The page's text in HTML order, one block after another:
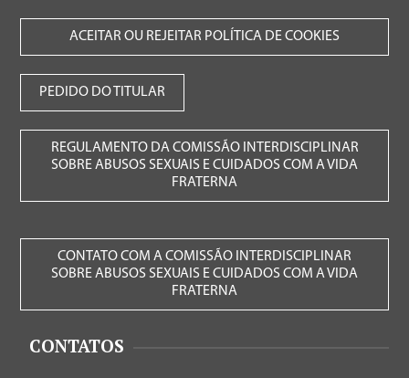
ACEITAR OU REJEITAR POLÍTICA DE COOKIES
PEDIDO DO TITULAR
REGULAMENTO DA COMISSÃO INTERDISCIPLINAR
SOBRE ABUSOS SEXUAIS E CUIDADOS COM A VIDA
FRATERNA
CONTATO COM A COMISSÃO INTERDISCIPLINAR
SOBRE ABUSOS SEXUAIS E CUIDADOS COM A VIDA
FRATERNA
CONTATOS